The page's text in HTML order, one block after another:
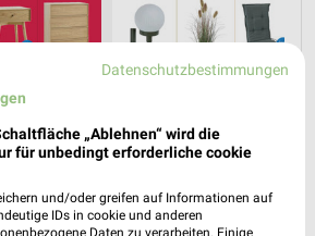
Datenschutzbestimmungen
„Ablehnen“ wird die
für unbedingt erforderliche cookie
und/oder greifen auf Informationen auf
IDs in cookie und anderen
Daten zu verarbeiten. Einige